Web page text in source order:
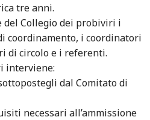
tre anni.
del Collegio dei probiviri i
coordinamento, i coordinatori
di circolo e i referenti.
interviene:
dal Comitato di
necessari all’ammissione